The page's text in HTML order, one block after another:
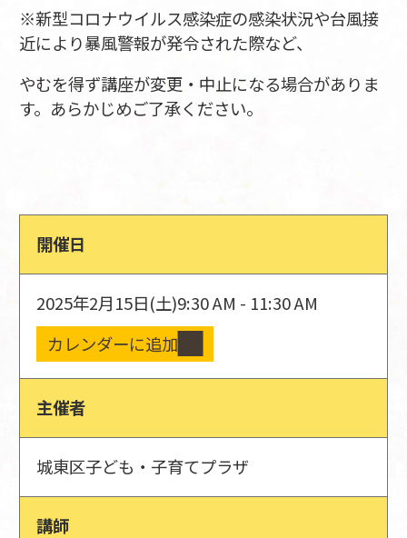
※新型コロナウイルス感染症の感染状況や台風接
近により暴風警報が発令された際など、
やむを得ず講座が変更・中止になる場合がありま
す。あらかじめご了承ください。
開催日
2025年2月15日(土)9:30 AM - 11:30 AM
カレンダーに追加
主催者
城東区子ども・子育てプラザ
講師